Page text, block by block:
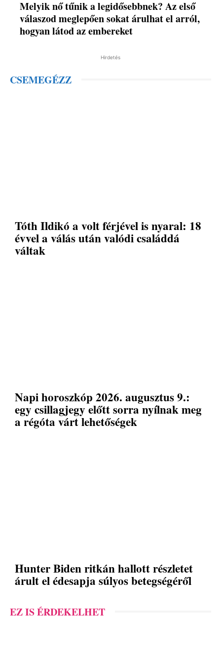
Melyik nő tűnik a legidősebbnek? Az első
válaszod meglepően sokat árulhat el arról,
hogyan látod az embereket
Hirdetés
CSEMEGÉZZ
Tóth Ildikó a volt férjével is nyaral: 18
évvel a válás után valódi családdá
váltak
Napi horoszkóp 2026. augusztus 9.:
egy csillagjegy előtt sorra nyílnak meg
a régóta várt lehetőségek
Hunter Biden ritkán hallott részletet
árult el édesapja súlyos betegségéről
EZ IS ÉRDEKELHET